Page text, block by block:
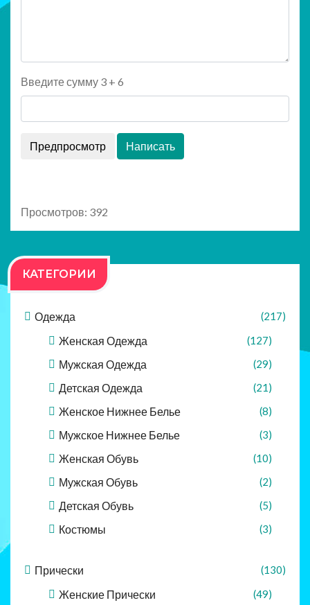
Введите сумму 3 + 6
Просмотров: 392
КАТЕГОРИИ
Одежда (217)
Женская Одежда (127)
Мужская Одежда (29)
Детская Одежда (21)
Женское Нижнее Белье (8)
Мужское Нижнее Белье (3)
Женская Обувь (10)
Мужская Обувь (2)
Детская Обувь (5)
Костюмы (3)
Прически (130)
Женские Прически (49)